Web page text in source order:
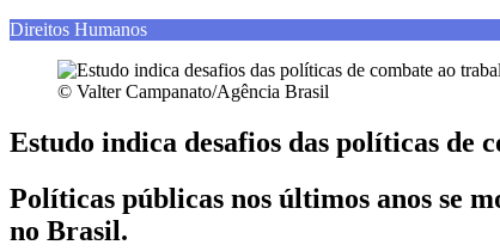
Direitos Humanos
© Valter Campanato/Agência Brasil
Estudo indica desafios das políticas de
Políticas públicas nos últimos anos se
no Brasil.